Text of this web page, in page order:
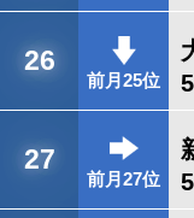
26
前月25位
27
前月27位